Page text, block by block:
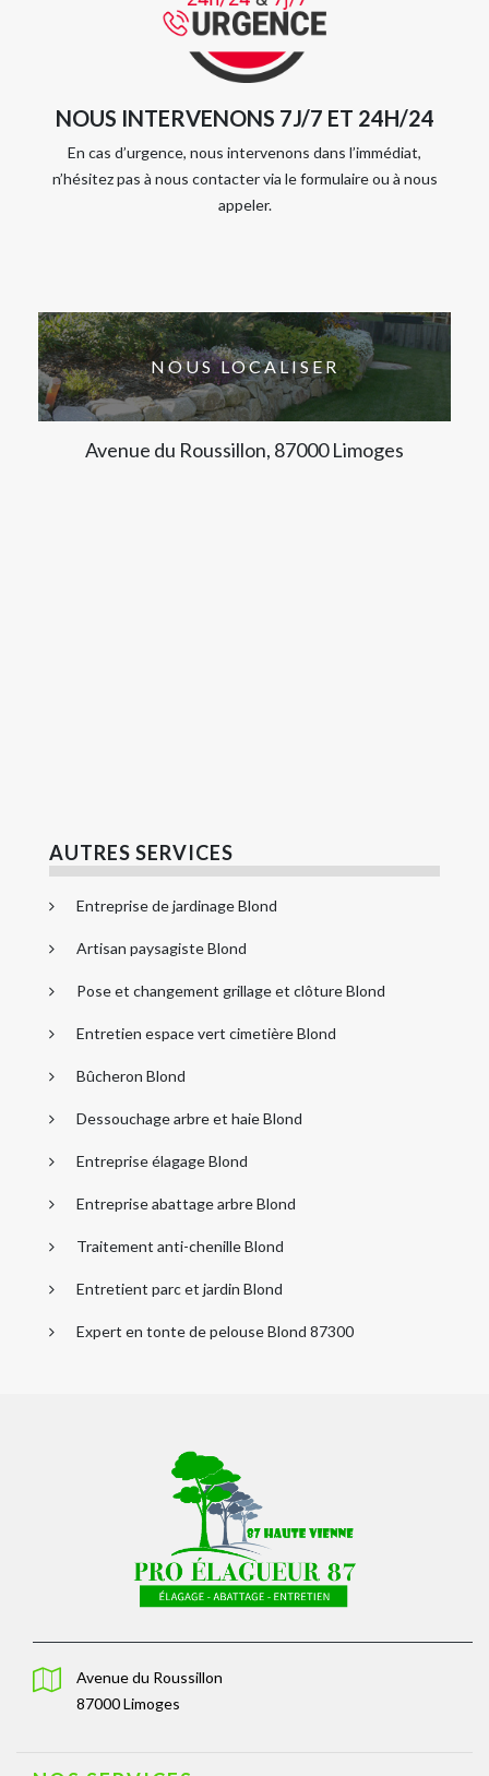
NOUS INTERVENONS 7J/7 ET 24H/24
En cas d’urgence, nous intervenons dans l’immédiat,
n’hésitez pas à nous contacter via le formulaire ou à nous
appeler.
NOUS LOCALISER
Avenue du Roussillon, 87000 Limoges
AUTRES SERVICES
Entreprise de jardinage Blond
Artisan paysagiste Blond
Pose et changement grillage et clôture Blond
Entretien espace vert cimetière Blond
Bûcheron Blond
Dessouchage arbre et haie Blond
Entreprise élagage Blond
Entreprise abattage arbre Blond
Traitement anti-chenille Blond
Entretient parc et jardin Blond
Expert en tonte de pelouse Blond 87300
Avenue du Roussillon
87000 Limoges